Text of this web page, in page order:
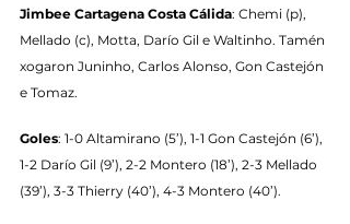
Jimbee Cartagena Costa Cálida: Chemi (p),
Mellado (c), Motta, Darío Gil e Waltinho. Tamén
xogaron Juninho, Carlos Alonso, Gon Castejón
e Tomaz.
Goles: 1-0 Altamirano (5’), 1-1 Gon Castejón (6’),
1-2 Darío Gil (9’), 2-2 Montero (18’), 2-3 Mellado
(39’), 3-3 Thierry (40’), 4-3 Montero (40’).